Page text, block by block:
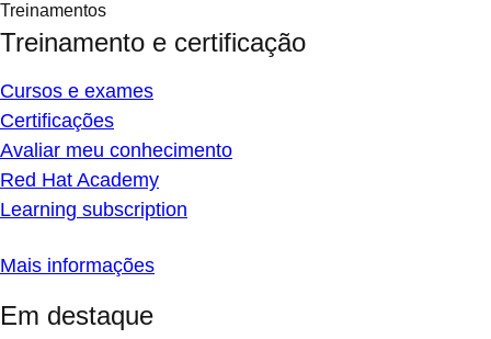
Treinamentos
Treinamento e certificação
Cursos e exames
Certificações
Avaliar meu conhecimento
Red Hat Academy
Learning subscription
Mais informações
Em destaque